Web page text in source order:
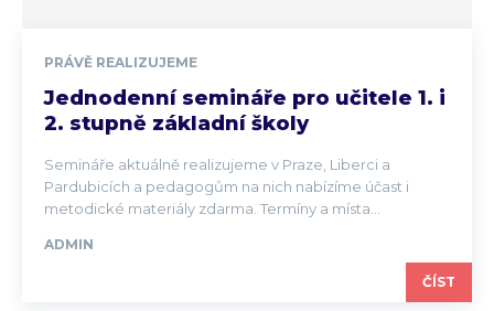
PRÁVĚ REALIZUJEME
Jednodenní semináře pro učitele 1. i
2. stupně základní školy
Semináře aktuálně realizujeme v Praze, Liberci a
Pardubicích a pedagogům na nich nabízíme účast i
metodické materiály zdarma. Termíny a místa...
ADMIN
ČÍST